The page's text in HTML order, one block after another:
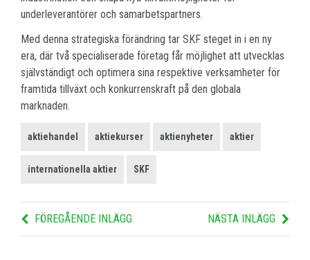
underleverantörer och samarbetspartners.
Med denna strategiska förändring tar SKF steget in i en ny
era, där två specialiserade företag får möjlighet att utvecklas
självständigt och optimera sina respektive verksamheter för
framtida tillväxt och konkurrenskraft på den globala
marknaden.
aktiehandel aktiekurser aktienyheter aktier
internationella aktier SKF
FÖREGÅENDE INLÄGG NÄSTA INLÄGG